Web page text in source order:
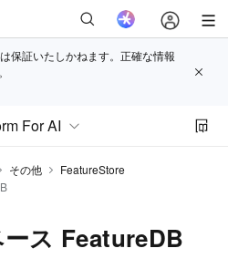
保証いたしかねます。正確な情報
For AI
その他
FeatureStore
ス FeatureDB